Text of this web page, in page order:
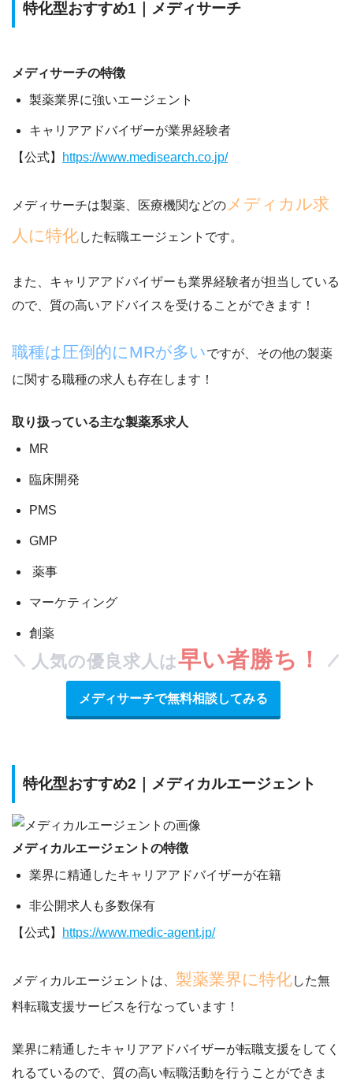
特化型おすすめ1｜メディサーチ
メディサーチの特徴
製薬業界に強いエージェント
キャリアアドバイザーが業界経験者
【公式】
https://www.medisearch.co.jp/
メディサーチは製薬、医療機関などの メディカル求
人に特化した転職エージェントです。
また、 キャリアアドバイザーも業界経験者が担当 している
ので、質の高いアドバイスを受けることができます！
職種は圧倒的にMRが多いですが、その他の製薬
に関する職種の求人も存在します！
取り扱っている主な製薬系求人
MR
臨床開発
PMS
GMP
薬事
マーケティング
創薬
人気の優良求人は早い者勝ち！
メディサーチで無料相談してみる
特化型おすすめ2｜メディカルエージェント
メディカルエージェントの特徴
業界に精通したキャリアアドバイザーが在籍
非公開求人も多数保有
【公式】
https://www.medic-agent.jp/
メディカルエージェントは、 製薬業界に特化した無
料転職支援サービスを行なっています！
業界に精通したキャリアアドバイザーが転職支援をしてく
れるているので、質の高い転職活動を行うことができま